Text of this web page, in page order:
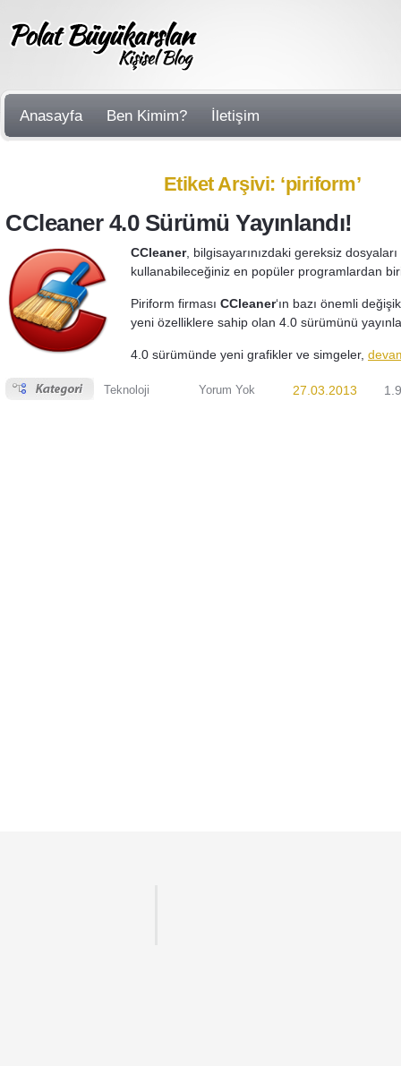
Anasayfa Ben Kimim? İletişim
Etiket Arşivi: ‘piriform’
CCleaner 4.0 Sürümü Yayınlandı!
CCleaner, bilgisayarınızdaki gereksiz
kullanabileceğiniz en popüler programlardan
Piriform firması CCleaner‘ın bazı önemli
yeni özelliklere sahip olan 4.0 sürümünü
4.0 sürümünde yeni grafikler ve simgeler,
Teknoloji Yorum Yok 27.03.2013